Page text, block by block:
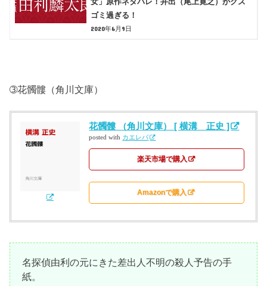
ゴミ過ぎる！
2020年6月9日
➂花髑髏（角川文庫）
花髑髏 （角川文庫） [ 横溝 正史 ]
posted with カエレバ
楽天市場で購入
Amazonで購入
名探偵由利の元にきた差出人不明の殺人予告の手
紙。